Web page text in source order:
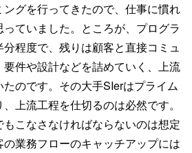
グを行ってきたので、仕事に慣れ
ていました。ところが、プログラ
程度で、残りは顧客と直接コミュ
件や設計などを詰めていく、上流
のです。その大手SIerはプライム
上流工程を仕切るのは必然です。
こなさなければならないのは想定
業務フローのキャッチアップには